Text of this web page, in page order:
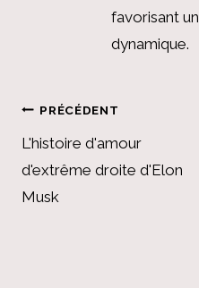
favorisant
dynamique.
de
l’article
PRÉCÉDENT
L'histoire d'amour
d'extrême droite d'Elon
Musk